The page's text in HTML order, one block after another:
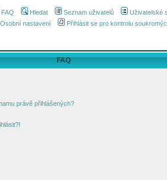
FAQ Hledat Seznam uživatelů Uživatelské
Osobní nastavení
Přihlásit se pro kontrolu
FAQ
právě přihlášených?